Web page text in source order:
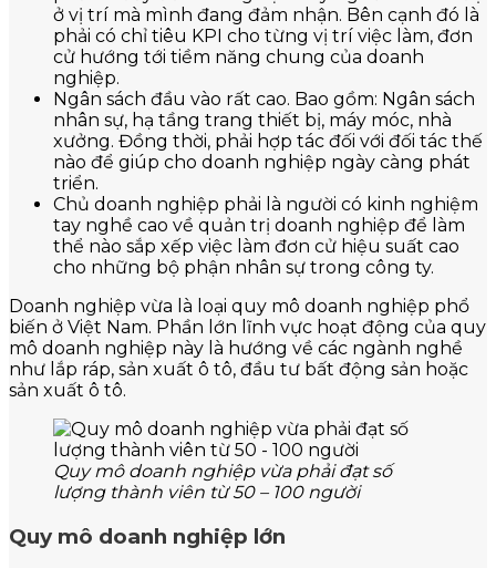
ở vị trí mà mình đang đảm nhận. Bên cạnh đó là
phải có chỉ tiêu KPI cho từng vị trí việc làm, đơn
cử hướng tới tiềm năng chung của doanh
nghiệp.
Ngân sách đầu vào rất cao. Bao gồm: Ngân sách
nhân sự, hạ tầng trang thiết bị, máy móc, nhà
xưởng. Đồng thời, phải hợp tác đối với đối tác thế
nào để giúp cho doanh nghiệp ngày càng phát
triển.
Chủ doanh nghiệp phải là người có kinh nghiệm
tay nghề cao về quản trị doanh nghiệp để làm
thể nào sắp xếp việc làm đơn cử hiệu suất cao
cho những bộ phận nhân sự trong công ty.
Doanh nghiệp vừa là loại quy mô doanh nghiệp phổ
biến ở Việt Nam. Phần lớn lĩnh vực hoạt động của quy
mô doanh nghiệp này là hướng về các ngành nghề
như lắp ráp, sản xuất ô tô, đầu tư bất động sản hoặc
sản xuất ô tô.
Quy mô doanh nghiệp vừa phải đạt số
lượng thành viên từ 50 – 100 người
Quy mô doanh nghiệp lớn